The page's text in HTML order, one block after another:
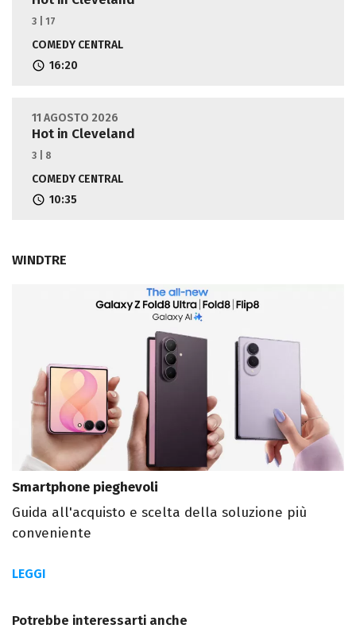
3 | 17
COMEDY CENTRAL
16:20
11 AGOSTO 2026
Hot in Cleveland
3 | 8
COMEDY CENTRAL
10:35
WINDTRE
Smartphone pieghevoli
Guida all'acquisto e scelta della soluzione più
conveniente
LEGGI
Potrebbe interessarti anche